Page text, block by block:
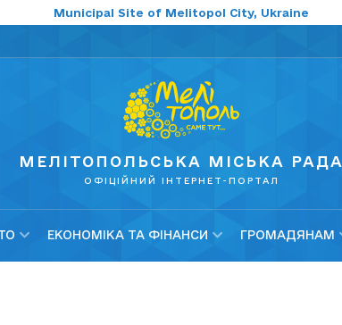
Municipal Site of Melitopol City, Ukraine
МЕЛІТОПОЛЬСЬКА МІСЬКА РАДА
ОФІЦІЙНИЙ ІНТЕРНЕТ-ПОРТАЛ
ЕКОНОМІКА ТА ФІНАНСИ ГРОМАДЯНАМ